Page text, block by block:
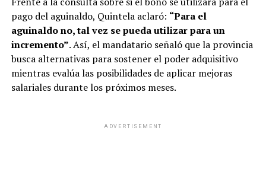
pago del aguinaldo, Quintela aclaró: “Para el
aguinaldo no, tal vez se pueda utilizar para un
incremento”. Así, el mandatario señaló que la provincia
busca alternativas para sostener el poder adquisitivo
mientras evalúa las posibilidades de aplicar mejoras
salariales durante los próximos meses.
ADVERTISEMENT